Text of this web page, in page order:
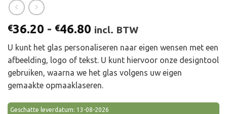
€36.20 - €46.80 Prijsklasse:
€36.20
tot
€46.80
incl. BTW
U kunt het glas personaliseren naar eigen wensen met een
afbeelding, logo of tekst. U kunt hiervoor onze designtool
gebruiken, waarna we het glas volgens uw eigen
gemaakte opmaaklaseren.
Geschatte leverdatum: 13-08-2026